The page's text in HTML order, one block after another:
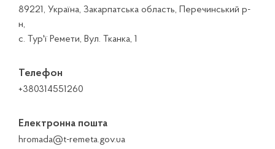
89221, Україна, Закарпатська область, Перечинський р-
н,
с. Тур'ї Ремети, Вул. Тканка, 1
Телефон
+380314551260
Електронна пошта
hromada@t-remeta.gov.ua